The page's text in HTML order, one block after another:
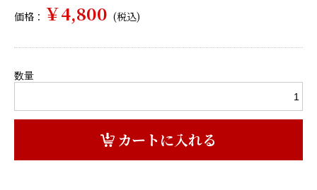
価格： ￥4,800 (税込)
数量
カートに入れる